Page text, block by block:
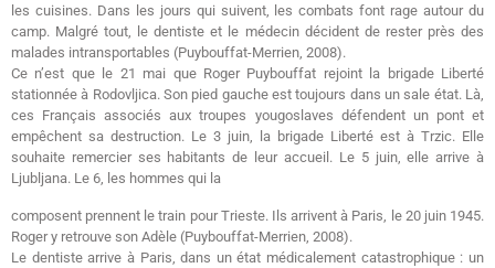
les cuisines. Dans les jours qui suivent, les combats font rage autour du
camp. Malgré tout, le dentiste et le médecin décident de rester près des
malades intransportables (Puybouffat-Merrien, 2008).
Ce n’est que le 21 mai que Roger Puybouffat rejoint la brigade Liberté
stationnée à Rodovljica. Son pied gauche est toujours dans un sale état. Là,
ces Français associés aux troupes yougoslaves défendent un pont et
empêchent sa destruction. Le 3 juin, la brigade Liberté est à Trzic. Elle
souhaite remercier ses habitants de leur accueil. Le 5 juin, elle arrive à
Ljubljana. Le 6, les hommes qui la
composent prennent le train pour Trieste. Ils arrivent à Paris, le 20 juin 1945.
Roger y retrouve son Adèle (Puybouffat-Merrien, 2008).
Le dentiste arrive à Paris, dans un état médicalement catastrophique : un